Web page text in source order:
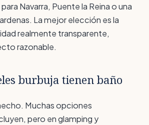
Navarra, Puente la Reina o una
La mejor elección es la
realmente transparente,
razonable.
burbuja tienen baño
Muchas opciones
pero en glamping y